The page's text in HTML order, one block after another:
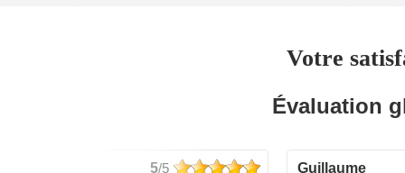
Votre
Évaluation
5/5 guillaume